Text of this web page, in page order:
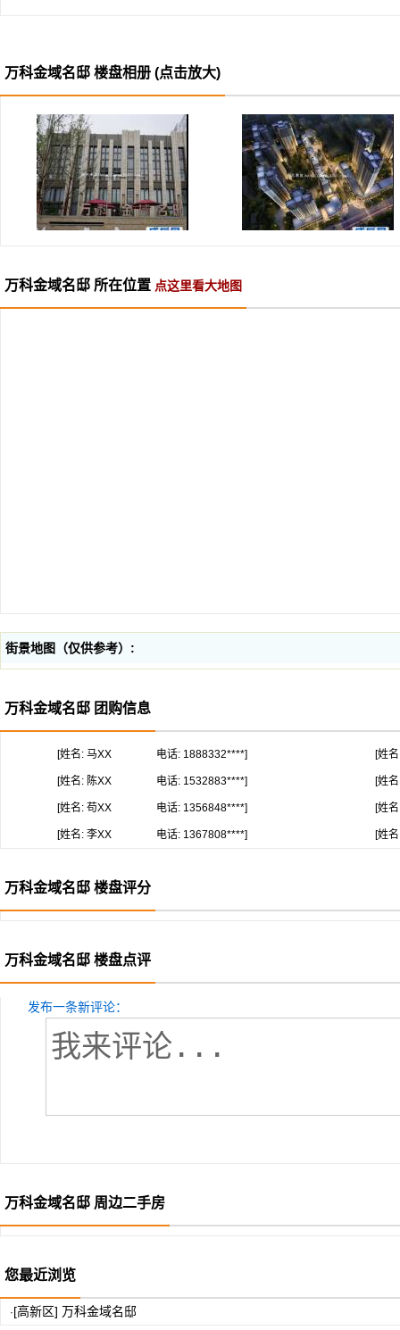
休闲配套：漾亚体育公园、
湖公园、天鹅湖公园
网球场、儿童游乐场所等
万科金域名邸 楼盘相册 (点击放大)
万科金域名邸 所在位置 点这里看大地图
街景地图（仅供参考）:
万科金域名邸 团购信息
[姓名: 马XX 电话: 1888332****] [姓
[姓名: 陈XX 电话: 1532883****] [姓
[姓名: 苟XX 电话: 1356848****] [姓
[姓名: 李XX 电话: 1367808****] [姓
万科金域名邸 楼盘评分
万科金域名邸 楼盘点评
发布一条新评论：
万科金域名邸 周边二手房
您最近浏览
·[高新区] 万科金域名邸